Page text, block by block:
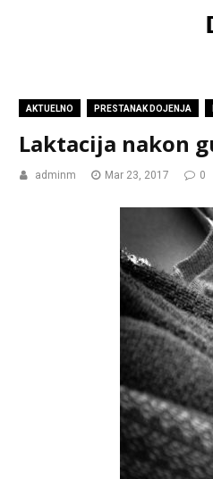
AKTUELNO PRESTANAK DOJENJA
Laktacija nakon
adminm Mar 23, 2017 0